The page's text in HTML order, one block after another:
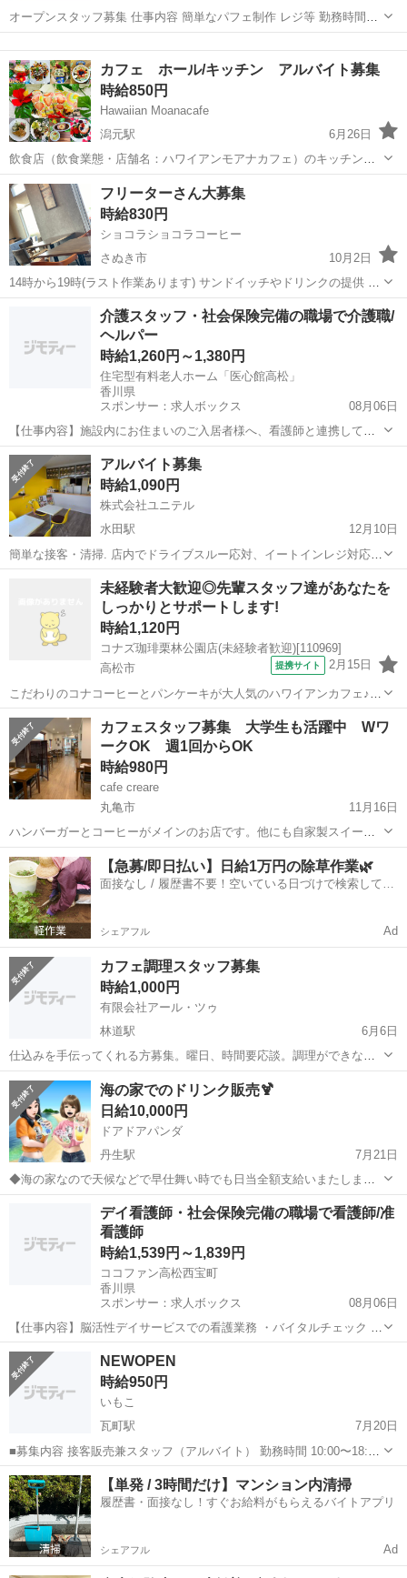
オープンスタッフ募集 仕事内容 簡単なパフェ制作 レジ等 勤務時間
①16時～20時 時給1000円 ②20時～24時半 時給1100円 ③16時～24時
半 時給1100円 勤務時間内応相談できます。 資格 学生可 ...
カフェ ホール/キッチン アルバイト募集
時給850円
Hawaiian Moanacafe
潟元駅
6月26日
飲食店（飲食業態・店舗名：ハワイアンモアナカフェ）のキッチンス
タッフ/調理補助）をお任せします。調理補助・配膳・ドリンクやデザ
ート作り等対応などをお願いします。未経験からできるお仕事なの
で、安心してご応募ください
香川 高松市 潟元駅 カフェ スタッフ
フリーターさん大募集
時給830円
ショコラショコラコーヒー
さぬき市
10月2日
14時から19時(ラスト作業あります) サンドイッチやドリンクの提供 ド
ライブスルーや店頭でのオーダー取り 学生さんや主婦さん沢山の方が
さぬき市 カフェ
介護スタッフ・社会保険完備の職場で介護職/
ヘルパー
時給1,260円～1,380円
住宅型有料老人ホーム「医心館高松」
香川県
スポンサー：求人ボックス
08月06日
【仕事内容】施設内にお住まいのご入居者様へ、看護師と連携して介
護サービスを提供します。 身体介護や生活援助など、日常生活を支え
るケアを担当していただきます。 医療ケアが必要な方もいらっしゃい
ますが、看護師が24時間常駐しているため...
アルバイト・パート
アルバイト募集
時給1,090円
株式会社ユニテル
水田駅
12月10日
簡単な接客・清掃. 店内でドライブスルー応対、イートインレジ対応が
メインです。 他女性スタッフ3名のシフト制です。
水田駅 カフェ
未経験者大歓迎◎先輩スタッフ達があなたを
しっかりとサポートします!
時給1,120円
コナズ珈琲栗林公園店(未経験者歓迎)[110969]
高松市
提携サイト 2月15日
こだわりのコナコーヒーとパンケーキが大人気のハワイアンカフェ♪
日常を少し離れ、「ハワイ」を感じながらゆったり過ごせる、落ち着
いた雰囲気のお店です。 働きやすい環境づくりにもこだわり、居心地
の良さは抜群◎ 働く曜日やシフト...
香川 高松市
カフェスタッフ募集 大学生も活躍中 Wワ
ークOK 週1回からOK
時給980円
cafe creare
丸亀市
11月16日
ハンバーガーとコーヒーがメインのお店です。他にも自家製スイーツ
やドリンク、ノンアルカクテルなどもあります。 メインは厨房での調
理補助作業ですが、ホールやレジなどもお願いします。 体力を使うよ
うな作業ではないので、未経...
香川 丸亀市 カフェ スタッフ
【急募/即日払い】日給1万円の除草作業🌿
面接なし / 履歴書不要！空いている日づけで検索して即
シェアフル Ad
カフェ調理スタッフ募集
時給1,000円
有限会社アール・ツゥ
林道駅
6月6日
仕込みを手伝ってくれる方募集。曜日、時間要応談。調理ができない
人は不可。研修期間あり９００円～/ｈになります。
香川 高松市 林道駅 カフェ スタッフ
海の家でのドリンク販売🍹
日給10,000円
ドアドアパンダ
丹生駅
7月21日
◆海の家なので天候などで早仕舞い時でも日当全額支給いまたしま
す。 →時給換算1,250円以上（休憩1時間として） ◆雨天はお休みで
す。 ◆リゾートバイト感覚で働いてみませんか？？^_^
東かがわ市 丹生駅 カフェ 海の家
デイ看護師・社会保険完備の職場で看護師/准
看護師
時給1,539円～1,839円
ココファン高松西宝町
香川県
スポンサー：求人ボックス
08月06日
【仕事内容】脳活性デイサービスでの看護業務 ・バイタルチェック ・
投薬 ・食事補助 ・健康管理 など 雇用期間3ヶ月(原則更新、更新上限
なし) 従事すべき業務の変更の範囲:変更なし 就業場所の変更の範囲:転
居を伴わない範囲で可能性...
アルバイト・パート
NEWOPEN
時給950円
いもこ
瓦町駅
7月20日
■募集内容 接客販売兼スタッフ（アルバイト） 勤務時間 10:00〜18:00
週1〜からの勤務可 1日3h〜OK 仕事内容 接客・レジ対応・調理・管理
業務 ■応募条件 明るくコミュニケーション...
香川 高松市 瓦町駅 カフェ
【単発 / 3時間だけ】マンション内清掃
履歴書・面接なし！すぐお給料がもらえるバイトアプリ
シェアフル Ad